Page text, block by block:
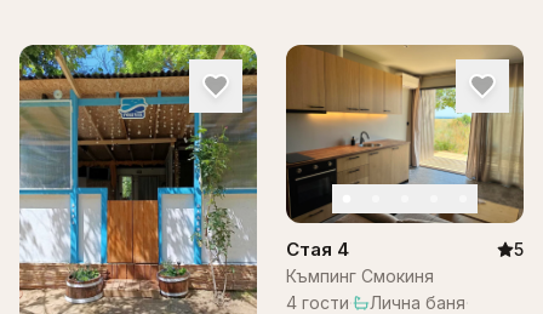
Стая 4
5
Къмпинг Смокиня
4 гости· Лична баня·